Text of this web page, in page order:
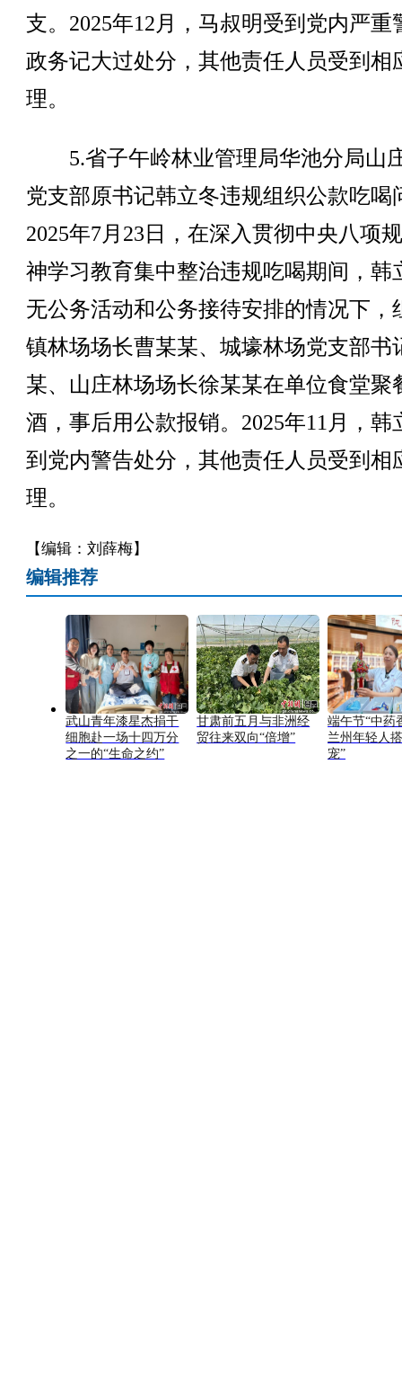
支。2025年12月，马叔明受到党内严重
政务记大过处分，其他责任人员受到相
理。
5.省子午岭林业管理局华池分局山
党支部原书记韩立冬违规组织公款吃喝
2025年7月23日，在深入贯彻中央八项
神学习教育集中整治违规吃喝期间，韩
无公务活动和公务接待安排的情况下，
镇林场场长曹某某、城壕林场党支部书
某、山庄林场场长徐某某在单位食堂聚
酒，事后用公款报销。2025年11月，韩
到党内警告处分，其他责任人员受到相
理。
【编辑：刘薛梅】
编辑推荐
武山青年漆星杰捐干
细胞赴一场十四万分
之一的“生命之约”
甘肃前五月与非洲经
贸往来双向“倍增”
端午节“中药
兰州年轻人
宠”